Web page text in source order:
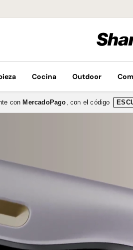
Cocina Outdoor
con MercadoPago, con el código